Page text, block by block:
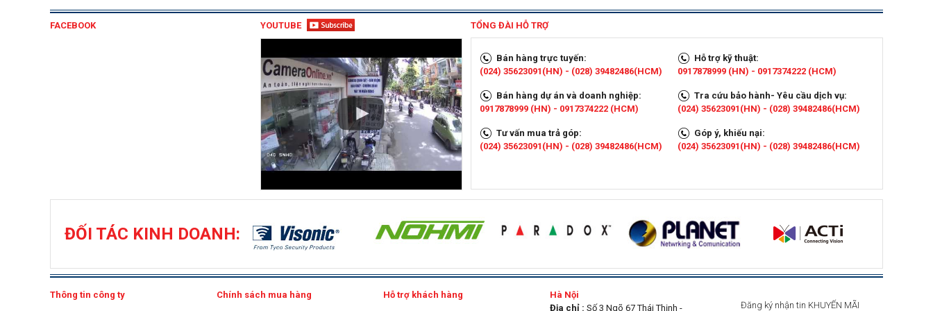
FACEBOOK YOUTUBE TỔNG ĐÀI HỖ TRỢ
Bán hàng trực tuyến:
(024) 35623091(HN) - (028) 39482486(HCM)
Bán hàng dự án và doanh nghiệp:
0917878999 (HN) - 0917374222 (HCM)
Tư vấn mua trả góp:
(024) 35623091(HN) - (028) 39482486(HCM)
Hỗ trợ kỹ thuật:
0917878999 (HN) - 0917374222 (HCM)
Tra cứu bảo hành- Yêu cầu dịch vụ:
(024) 35623091(HN) - (028) 39482486(HCM)
Góp ý, khiếu nại:
(024) 35623091(HN) - (028) 39482486(HCM)
ĐỐI TÁC KINH DOANH:
Thông tin công ty Chính sách mua hàng Hỗ trợ khách hàng
Hà Nội
Địa chỉ : Số 3 Ngõ 67 Thái Thịnh - Đăng ký nhận tin KHUYẾN MÃI